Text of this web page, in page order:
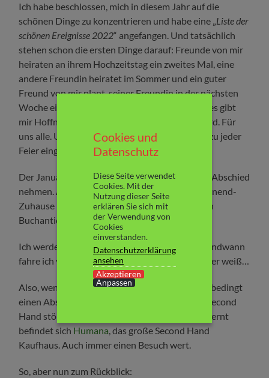
Ich habe beschlossen, mich in diesem Jahr auf die
schönen Dinge zu konzentrieren und habe eine „Liste der
schönen Ereignisse 2022“ angefangen. Und tatsächlich
stehen schon die ersten Dinge darauf: Freunde von mir
heiraten an ihrem Hochzeitstag ein zweites Mal, eine
andere Freundin heiratet im Sommer und ein guter
Freund von mir plant, seiner Freundin in der nächsten
Woche einen Heiratsantrag zu machen. Das alles gibt
mir Hoffnung, dass die Welt wieder schöner wird. Für
uns alle. Und abgesehen davon bin / werde ich zu jeder
Feier eingeladen. Und es gibt Kuchen. *
Der Januar 2022 bedeutete für mich aber auch Abschied
nehmen. Abschied von meinem zweiten Wochenend-
Zuhause in Berlin und von meinem allerliebsten
Buchantiquariat:
Café Tasso.
Ich werde diese Stadt sehr vermissen. Aber irgendwann
fahre ich vielleicht mal wieder zu Besuch hin. Wer weiß…
Also, wenn ihr mal in Berlin seid: macht dort unbedingt
einen Abstecher hin. Und falls ihr gerne mehr Second
Hand stöbern wollt: 5 min. vom Café Tasso entfernt
befindet sich Humana, das große Second Hand
Kaufhaus. Auch immer einen Besuch wert.
So, aber nun zum Rückblick:
Cookies und
Datenschutz
Diese Seite verwendet
Cookies. Mit der
Nutzung dieser Seite
erklären Sie sich mit
der Verwendung von
Cookies
einverstanden.
Datenschutzerklärung
ansehen
Akzeptieren
Anpassen